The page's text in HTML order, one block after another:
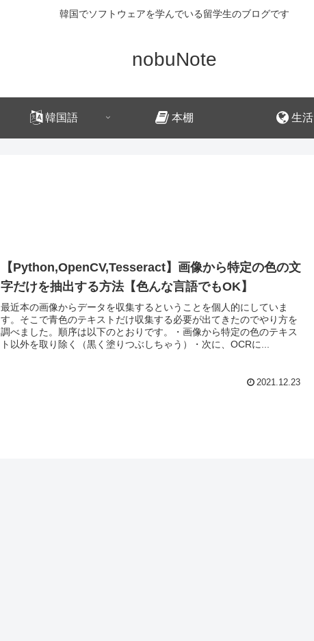
韓国でソフトウェアを学んでいる留学生のブログです
nobuNote
韓国語 本棚 生活
【Python,OpenCV,Tesseract】画像から特定の色の文
字だけを抽出する方法【色んな言語でもOK】
最近本の画像からデータを収集するということを個人的にしていま
す。そこで青色のテキストだけ収集する必要が出てきたのでやり方を
調べました。順序は以下のとおりです。・画像から特定の色のテキス
ト以外を取り除く（黒く塗りつぶしちゃう）・次に、OCRに...
2021.12.23